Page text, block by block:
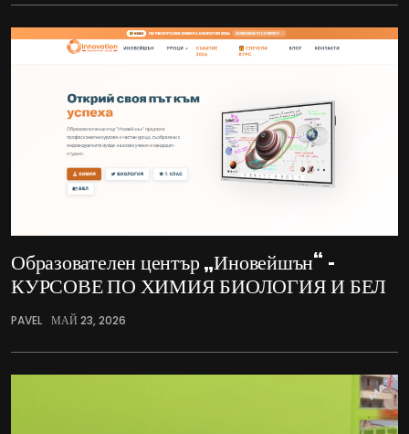
Образователен център „Иновейшън“ –
КУРСОВЕ ПО ХИМИЯ БИОЛОГИЯ И БЕЛ
PAVEL МАЙ 23, 2026